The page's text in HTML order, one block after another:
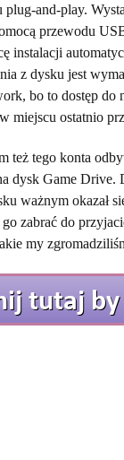
plug-and-play.
przewodu
instalacji
z dysku jest
bo to dostęp do
miejscu ostatnio
też tego konta
dysk Game Drive.
ważnym okazał
zabrać do
my